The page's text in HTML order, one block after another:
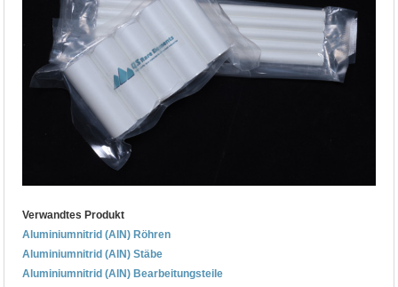
Verwandtes Produkt
Aluminiumnitrid (AlN) Röhren
Aluminiumnitrid (AlN) Stäbe
Aluminiumnitrid (AlN) Bearbeitungsteile